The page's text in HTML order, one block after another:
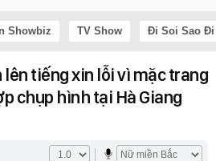
Showbiz TV Show Đi Soi Sao Đi
lên tiếng xin lỗi vì mặc trang
chụp hình tại Hà Giang